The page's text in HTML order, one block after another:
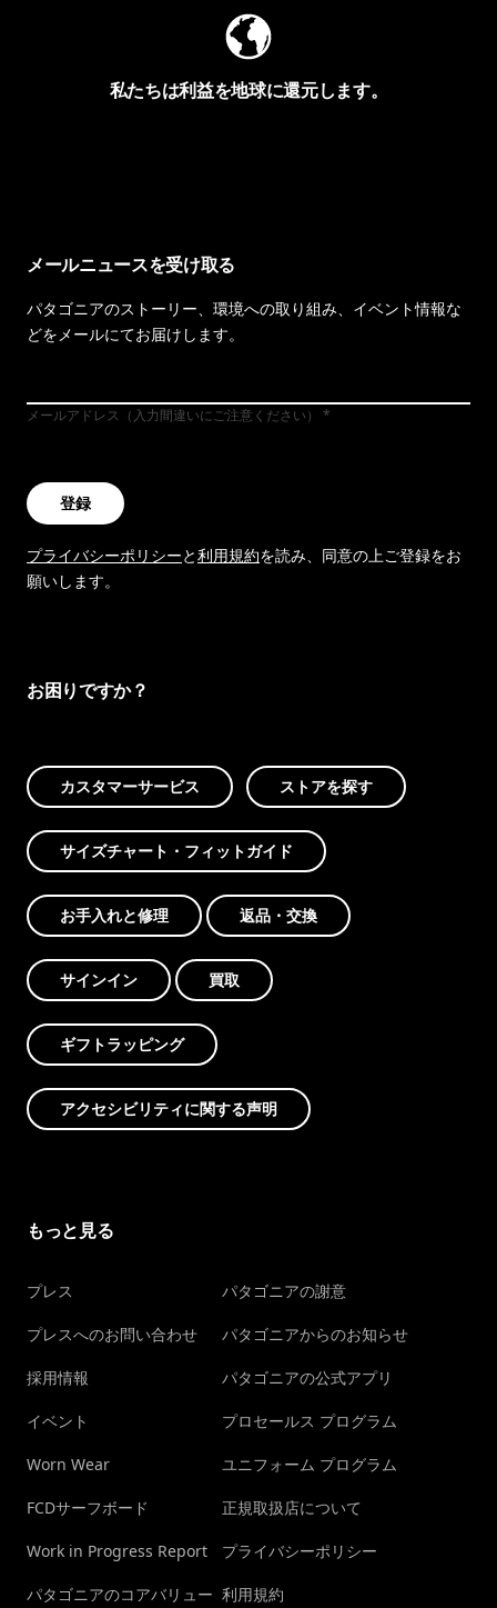
私たちは利益を地球に還元します。
メールニュースを受け取る
パタゴニアのストーリー、環境への取り組み、イベント情報な
どをメールにてお届けします。
メールアドレス（入力間違いにご注意ください）
登録
プライバシーポリシーと利用規約を読み、同意の上ご登録をお
願いします。
お困りですか？
カスタマーサービス ストアを探す
サイズチャート・フィットガイド
お手入れと修理 返品・交換
サインイン 買取
ギフトラッピング
アクセシビリティに関する声明
もっと見る
プレス
プレスへのお問い合わせ
採用情報
イベント
Worn Wear
FCDサーフボード
Work in Progress Report
パタゴニアのコアバリュー
パタゴニアの謝意
パタゴニアからのお知らせ
パタゴニアの公式アプリ
プロセールス プログラム
ユニフォーム プログラム
正規取扱店について
プライバシーポリシー
利用規約